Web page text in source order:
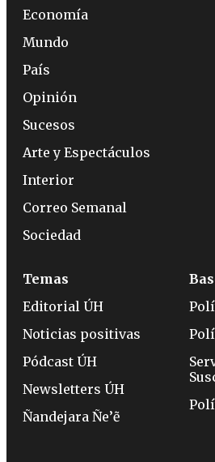
Economía
Mundo
País
Opinión
Sucesos
Arte y Espectáculos
Interior
Correo Semanal
Sociedad
Temas
Editorial ÚH
Noticias positivas
Pódcast ÚH
Newsletters ÚH
Ñandejara Ñe’ẽ